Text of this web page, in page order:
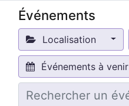
Événements
Localisation
Événements à venir